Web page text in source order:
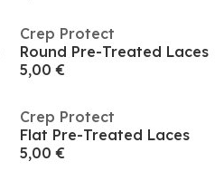
Crep Protect
Round Pre-Treated Laces
5,00 €
Crep Protect
Flat Pre-Treated Laces
5,00 €